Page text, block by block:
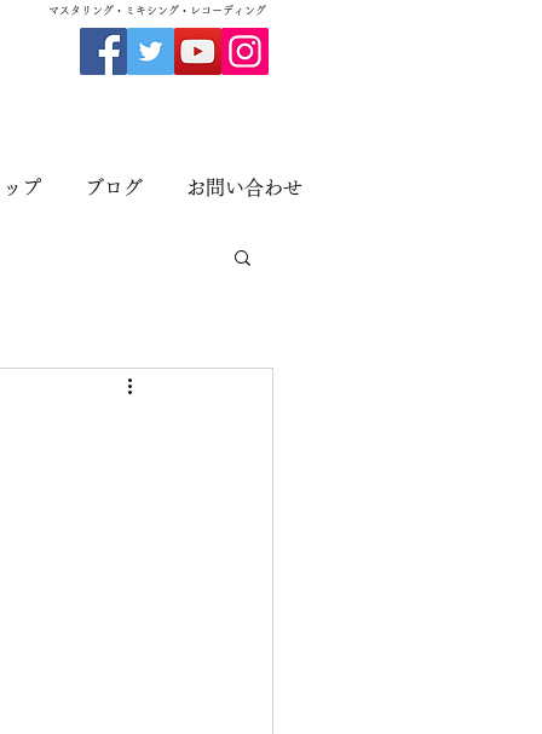
​マスタリング・ミキシング・レコーディング
ップ ブログ お問い合わせ